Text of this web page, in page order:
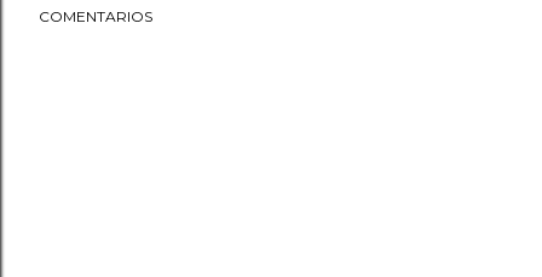
COMENTARIOS